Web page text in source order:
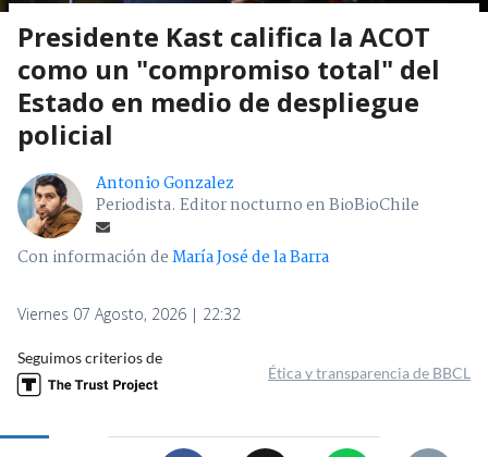
Presidente Kast califica la ACOT
como un "compromiso total" del
Estado en medio de despliegue
policial
Antonio Gonzalez
Periodista. Editor nocturno en BioBioChile
Con información deMaría José de la Barra
Viernes 07 Agosto, 2026 | 22:32
Seguimos criterios de
Ética y transparencia de BBCL